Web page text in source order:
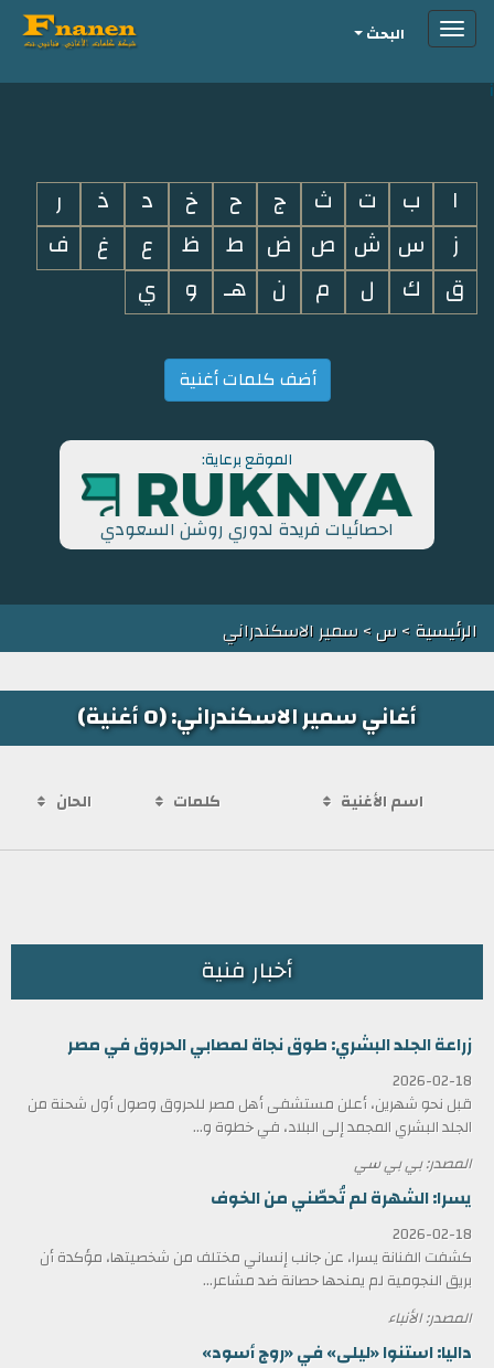
i
Toggleالبحث
ا ب ت ث ج ح خ د ذ
ر
ز
س ش ص ض ط ظ ع غ
ف
ق
ك ل م ن هـ و ي
أضف كلمات أغنية
الموقع برعاية:
احصائيات فريدة لدوري روشن السعودي
الرئيسية>س> سمير الاسكندراني
أغاني سمير الاسكندراني: (0 أغنية)
اسم الأغنية كلمات الحان
أخبار فنية
زراعة الجلد البشري: طوق نجاة لمصابي الحروق في مصر
2026-02-18
قبل نحو شهرين، أعلن مستشفى أهل مصر للحروق وصول أول شحنة من
الجلد البشري المجمد إلى البلاد، في خطوة و...
المصدر: بي بي سي
يسرا: الشهرة لم تُحصّني من الخوف
2026-02-18
كشفت الفنانة يسرا، عن جانب إنساني مختلف من شخصيتها، مؤكدة أن
بريق النجومية لم يمنحها حصانة ضد مشاعر...
المصدر: الأنباء
داليا: استنوا «ليلى» في «روج أسود»